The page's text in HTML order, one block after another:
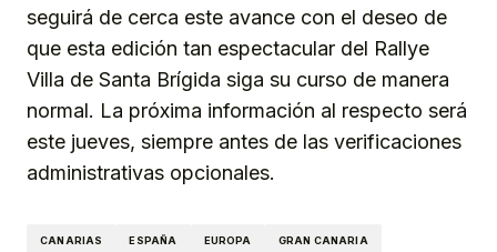
seguirá de cerca este avance con el deseo de
que esta edición tan espectacular del Rallye
Villa de Santa Brígida siga su curso de manera
normal. La próxima información al respecto será
este jueves, siempre antes de las verificaciones
administrativas opcionales.
CANARIAS ESPAÑA EUROPA GRAN CANARIA